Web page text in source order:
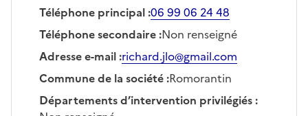
Téléphone principal:06 99 06 24 48
Téléphone secondaire:Non renseigné
Adresse e-mail:richard.jlo@gmail.com
Commune de la société:Romorantin
Départements d’intervention privilégiés: